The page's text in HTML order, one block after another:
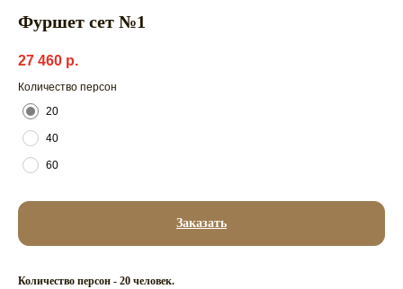
Фуршет сет №1
27 460 р.
Количество персон
20
40
60
Заказать
Количество персон - 20 человек.